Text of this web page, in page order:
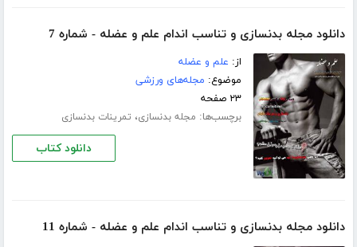
دانلود مجله بدنسازی و تناسب اندام علم و عضله - شماره 7
از: علم و عضله
موضوع: مجله‌های ورزشی
۲۳ صفحه
برچسب‌ها: مجله بدنسازی، تمرینات بدنسازی
دانلود کتاب
دانلود مجله بدنسازی و تناسب اندام علم و عضله - شماره 11